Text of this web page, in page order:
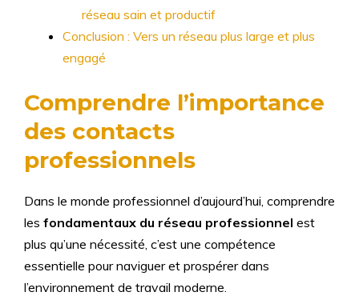
réseau sain et productif
Conclusion : Vers un réseau plus large et plus
engagé
Comprendre l’importance
des contacts
professionnels
Dans le monde professionnel d’aujourd’hui, comprendre
les fondamentaux du réseau professionnel est
plus qu’une nécessité, c’est une compétence
essentielle pour naviguer et prospérer dans
l’environnement de travail moderne.